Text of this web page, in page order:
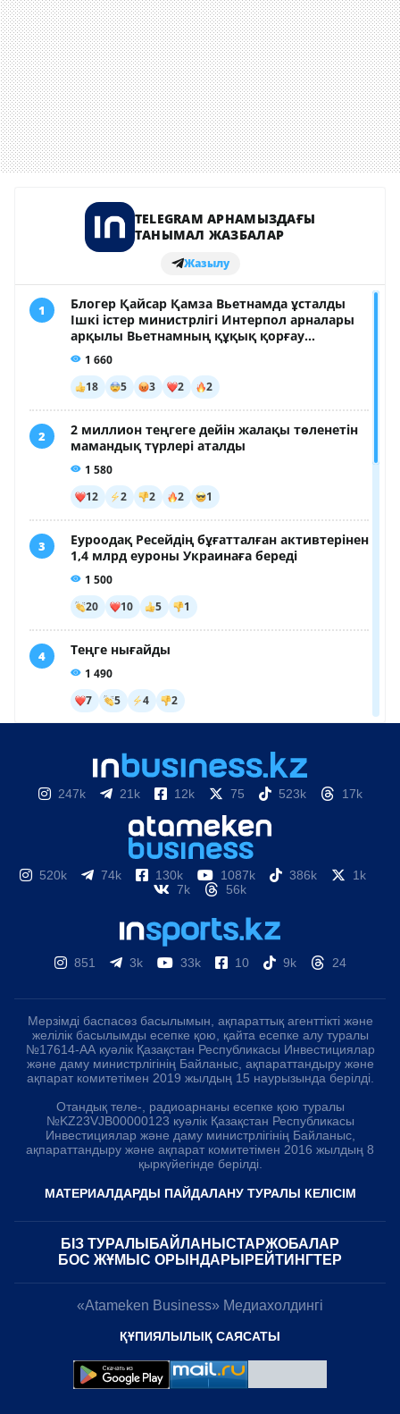
247k 21k 12k 75 523k 17k
520k 74k 130k 1087k 386k
1k
7k
56k
851 3k 33k 10 9k 24
Мерзімді баспасөз басылымын, ақпараттық агенттікті және
желілік басылымды есепке қою, қайта есепке алу туралы
№17614-АА куәлік Қазақстан Республикасы Инвестициялар
және даму министрлігінің Байланыс, ақпараттандыру және
ақпарат комитетімен 2019 жылдың 15 наурызында берілді.
Отандық теле-, радиоарнаны есепке қою туралы
№KZ23VJB00000123 куәлік Қазақстан Республикасы
Инвестициялар және даму министрлігінің Байланыс,
ақпараттандыру және ақпарат комитетімен 2016 жылдың 8
қыркүйегінде берілді.
МАТЕРИАЛДАРДЫ ПАЙДАЛАНУ ТУРАЛЫ КЕЛІСІМ
БІЗ ТУРАЛЫ БАЙЛАНЫСТАРЖОБАЛАР
БОС ЖҰМЫС ОРЫНДАРЫ РЕЙТИНГТЕР
«Atameken Business» Медиахолдингі
ҚҰПИЯЛЫЛЫҚ САЯСАТЫ